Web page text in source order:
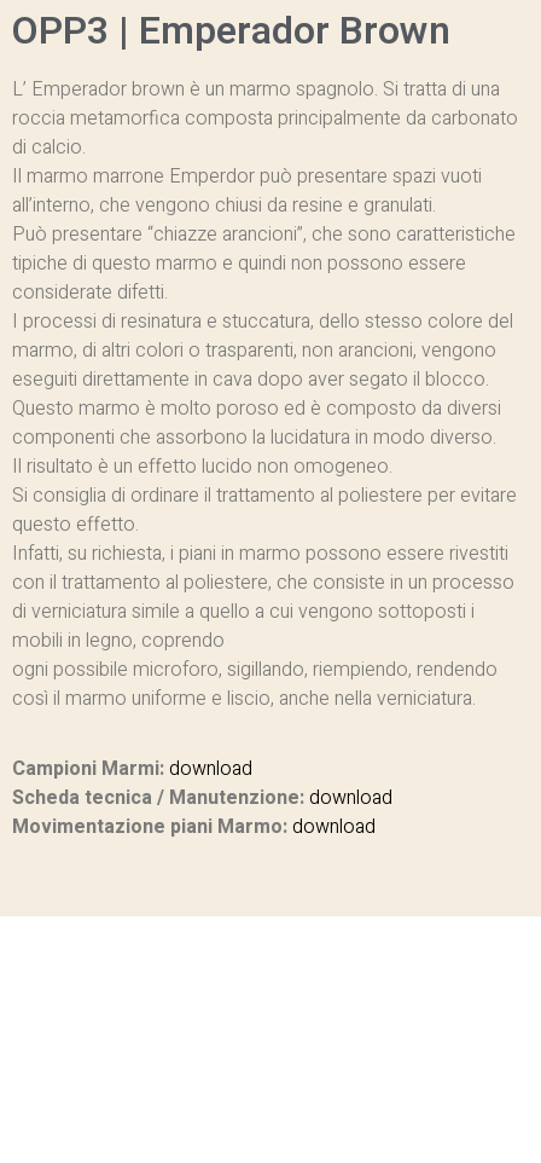
OPP3 | Emperador Brown
L’ Emperador brown è un marmo spagnolo. Si tratta di una
roccia metamorfica composta principalmente da carbonato
di calcio.
Il marmo marrone Emperdor può presentare spazi vuoti
all’interno, che vengono chiusi da resine e granulati.
Può presentare “chiazze arancioni”, che sono caratteristiche
tipiche di questo marmo e quindi non possono essere
considerate difetti.
I processi di resinatura e stuccatura, dello stesso colore del
marmo, di altri colori o trasparenti, non arancioni, vengono
eseguiti direttamente in cava dopo aver segato il blocco.
Questo marmo è molto poroso ed è composto da diversi
componenti che assorbono la lucidatura in modo diverso.
Il risultato è un effetto lucido non omogeneo.
Si consiglia di ordinare il trattamento al poliestere per evitare
questo effetto.
Infatti, su richiesta, i piani in marmo possono essere rivestiti
con il trattamento al poliestere, che consiste in un processo
di verniciatura simile a quello a cui vengono sottoposti i
mobili in legno, coprendo
ogni possibile microforo, sigillando, riempiendo, rendendo
così il marmo uniforme e liscio, anche nella verniciatura.
Campioni Marmi:download
Scheda tecnica / Manutenzione:download
Movimentazione piani Marmo:download